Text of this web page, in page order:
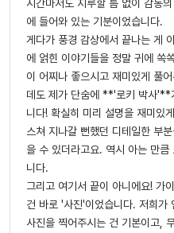
시간마저도 지루할 틈 없이 감동
에 들어와 있는 기분이었습니다.
게다가 풍경 감상에서 끝나는 게
에 얽힌 이야기들을 정말 귀에 쏙
이 어찌나 좋으시고 재미있게 풀
데도 제가 단숨에 **'로키 박사'**
니다! 확실히 미리 설명을 재미있
스쳐 지나갈 뻔했던 디테일한 부
을 수 있더라고요. 역시 아는 만
니다.
그리고 여기서 끝이 아니에요! 가
건 바로 '사진'이었습니다. 저희가
사진을 찍어주시는 건 기본이고,